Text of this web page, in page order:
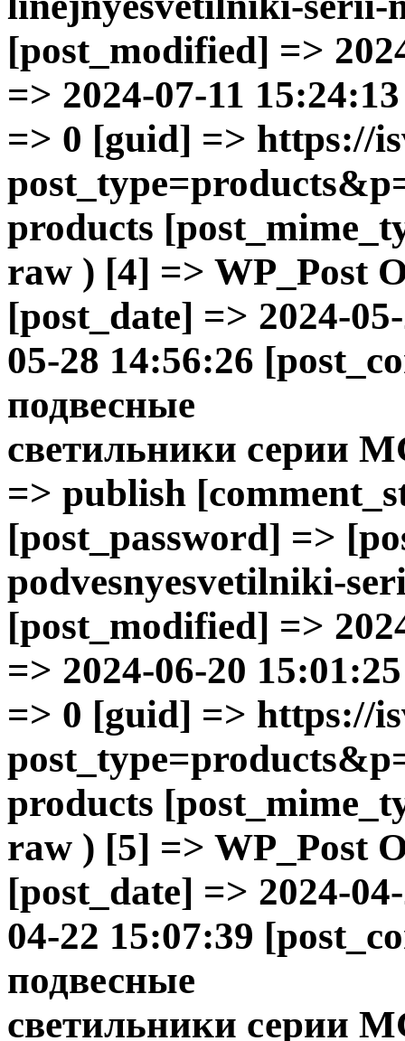
[post_modified] =>
=> 2024-07-11
=> 0 [guid] => https://
products
raw ) [4] => WP_Post
[post_date] => 2024-
05-28 14:56:26
подвесные
светильники серии
=> publish
[post_password] =>
podvesnyesvetilniki-
[post_modified] =>
=> 2024-06-20
=> 0 [guid] => https://
products
raw ) [5] => WP_Post
[post_date] => 2024-
04-22 15:07:39
подвесные
светильники серии